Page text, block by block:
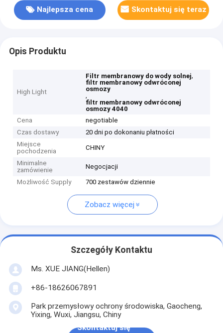
Najlepsza cena Skontaktuj się teraz
Opis Produktu
High Light
Filtr membranowy do wody solnej,
filtr membranowy odwróconej
osmozy
,
filtr membranowy odwróconej
osmozy 4040
Cena
negotiable
Czas dostawy
20 dni po dokonaniu płatności
Miejsce
pochodzenia
CHINY
Minimalne
zamówienie
Negocjacji
Możliwość Supply 700 zestawów dziennie
Zobacz więcej
Szczegóły Kontaktu
Ms. XUE JIANG(Hellen)
+86-18626067891
Park przemysłowy ochrony środowiska, Gaocheng,
Yixing, Wuxi, Jiangsu, Chiny
Skontaktuj się